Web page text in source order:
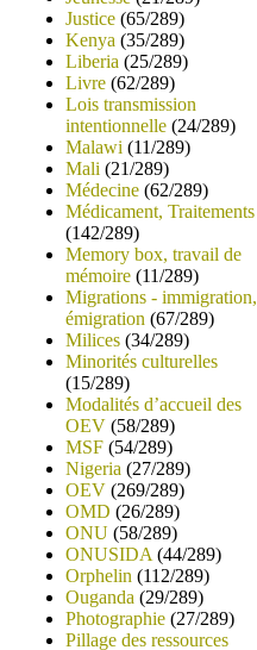
Justice (65/289)
Kenya (35/289)
Liberia (25/289)
Livre (62/289)
Lois transmission
intentionnelle (24/289)
Malawi (11/289)
Mali (21/289)
Médecine (62/289)
Médicament, Traitements
(142/289)
Memory box, travail de
mémoire (11/289)
Migrations - immigration,
émigration (67/289)
Milices (34/289)
Minorités culturelles
(15/289)
Modalités d’accueil des
OEV (58/289)
MSF (54/289)
Nigeria (27/289)
OEV (269/289)
OMD (26/289)
ONU (58/289)
ONUSIDA (44/289)
Orphelin (112/289)
Ouganda (29/289)
Photographie (27/289)
Pillage des ressources